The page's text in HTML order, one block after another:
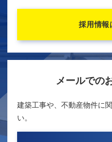
採用情報
メールでの
建築工事や、不動産物件に
い。